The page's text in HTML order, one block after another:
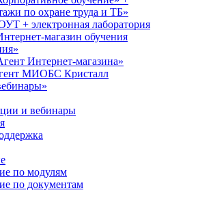
по охране труда и ТБ»
+ электронная лаборатория
магазин обучения
Интернет-магазина»
МИОБС Кристалл
и вебинары
по модулям
по документам